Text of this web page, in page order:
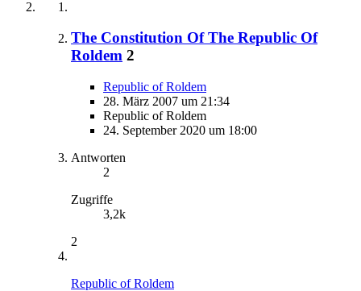
The Constitution Of The Republic Of
Roldem 2
Republic of Roldem
28. März 2007 um 21:34
Republic of Roldem
24. September 2020 um 18:00
Antworten
2
Zugriffe
3,2k
2
Republic of Roldem